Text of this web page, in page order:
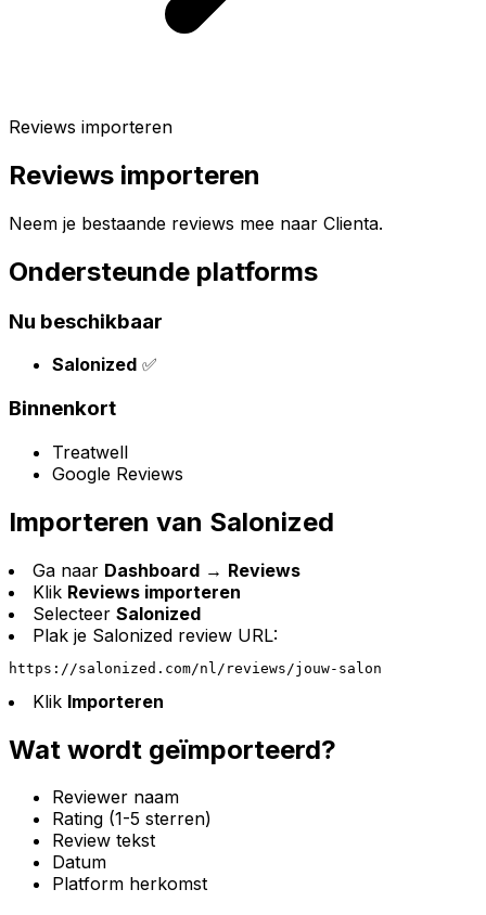
Reviews importeren
Reviews importeren
Neem je bestaande reviews mee naar Clienta.
Ondersteunde platforms
Nu beschikbaar
Salonized ✅
Binnenkort
Treatwell
Google Reviews
Importeren van Salonized
Ga naar Dashboard → Reviews
Klik Reviews importeren
Selecteer Salonized
Plak je Salonized review URL:
https://salonized.com/nl/reviews/jouw-salon
Klik Importeren
Wat wordt geïmporteerd?
Reviewer naam
Rating (1-5 sterren)
Review tekst
Datum
Platform herkomst